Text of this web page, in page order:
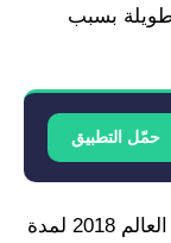
طويلة بسبب
حمّل التطبيق
وكان من المقرر أن يتم إيقاف بطل كأس العالم 2018 لمدة